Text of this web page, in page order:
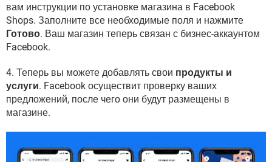
вам инструкции по установке магазина в Facebook
Shops. Заполните все необходимые поля и нажмите
Готово. Ваш магазин теперь связан с бизнес-аккаунтом
Facebook.
4. Теперь вы можете добавлять свои продукты и
услуги. Facebook осуществит проверку ваших
предложений, после чего они будут размещены в
магазине.